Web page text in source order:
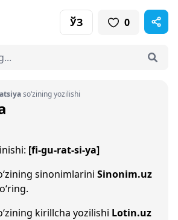
ЎЗ 0
so‘zining yozilishi
[fi-gu-rat-si-ya]
sinonimlarini Sinonim.uz
kirillcha yozilishi Lotin.uz